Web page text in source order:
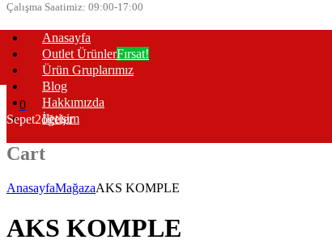
Çalışma Saatimiz: 09:00-17:00
Anasayfa
Outlet ÜrünlerFırsat!
Ürün Gruplarımız
Blog
Hakkımızda
İletişim
0
Sepet2öğeler
Cart
AnasayfaMağazaAKS KOMPLE
AKS KOMPLE